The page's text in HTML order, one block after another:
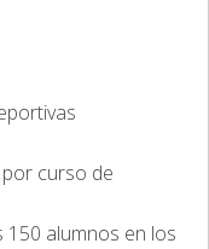
curso de
alumnos en los